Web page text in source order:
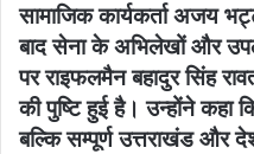
सामाजिक कार्यकर्ता अजय
बाद सेना के अभिलेखों और
पर राइफलमैन बहादुर सिंह
की पुष्टि हुई है। उन्होंने कहा
बल्कि सम्पूर्ण उत्तराखंड और